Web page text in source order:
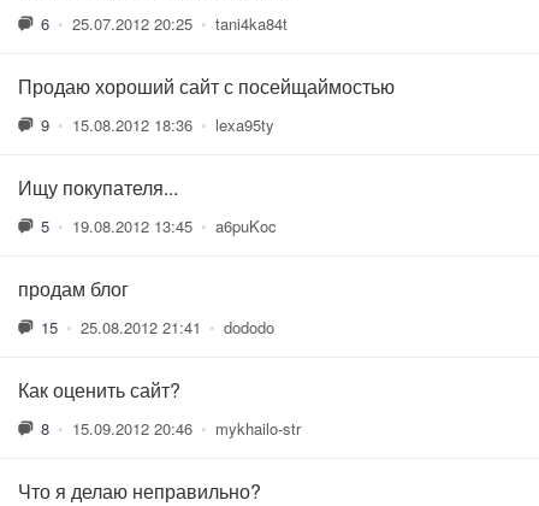
6 • 25.07.2012 20:25 • tani4ka84t
Продаю хороший сайт с посейщаймостью
9 • 15.08.2012 18:36 • lexa95ty
Ищу покупателя...
5 • 19.08.2012 13:45 • a6puKoc
продам блог
15 • 25.08.2012 21:41 • dododo
Как оценить сайт?
8 • 15.09.2012 20:46 • mykhailo-str
Что я делаю неправильно?